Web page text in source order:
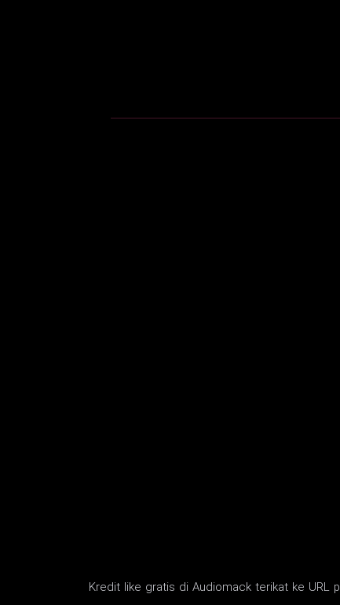
Kredit like gratis di Audiomack terikat ke URL